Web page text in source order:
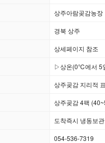
상주아람곶감농장
경북 상주
상세페이지 참조
▷상온(0℃에서 5
상주곶감 지리적
상주곶감 4팩
도착즉시 냉동보관
054-536-7319